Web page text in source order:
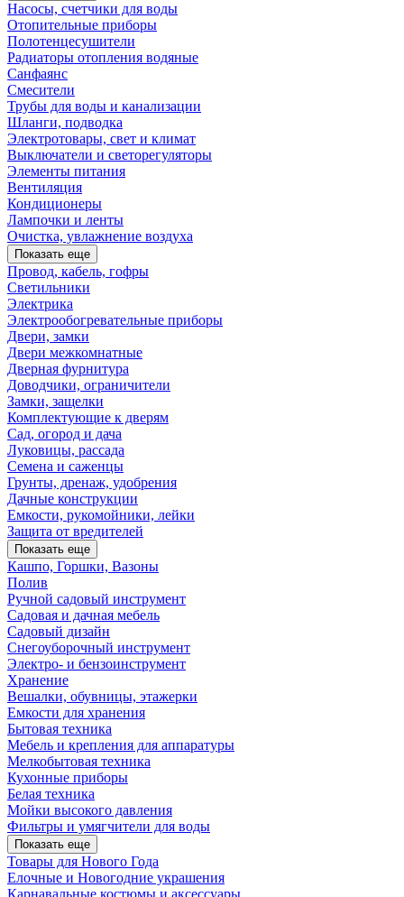
Насосы, счетчики для воды
Отопительные приборы
Полотенцесушители
Радиаторы отопления водяные
Санфаянс
Смесители
Трубы для воды и канализации
Шланги, подводка
Электротовары, свет и климат
Выключатели и светорегуляторы
Элементы питания
Вентиляция
Кондиционеры
Лампочки и ленты
Очистка, увлажнение воздуха
Показать еще
Провод, кабель, гофры
Светильники
Электрика
Электрообогревательные приборы
Двери, замки
Двери межкомнатные
Дверная фурнитура
Доводчики, ограничители
Замки, защелки
Комплектующие к дверям
Сад, огород и дача
Луковицы, рассада
Семена и саженцы
Грунты, дренаж, удобрения
Дачные конструкции
Емкости, рукомойники, лейки
Защита от вредителей
Показать еще
Кашпо, Горшки, Вазоны
Полив
Ручной садовый инструмент
Садовая и дачная мебель
Садовый дизайн
Снегоуборочный инструмент
Электро- и бензоинструмент
Хранение
Вешалки, обувницы, этажерки
Емкости для хранения
Бытовая техника
Мебель и крепления для аппаратуры
Мелкобытовая техника
Кухонные приборы
Белая техника
Мойки высокого давления
Фильтры и умягчители для воды
Показать еще
Товары для Нового Года
Елочные и Новогодние украшения
Карнавальные костюмы и аксессуары